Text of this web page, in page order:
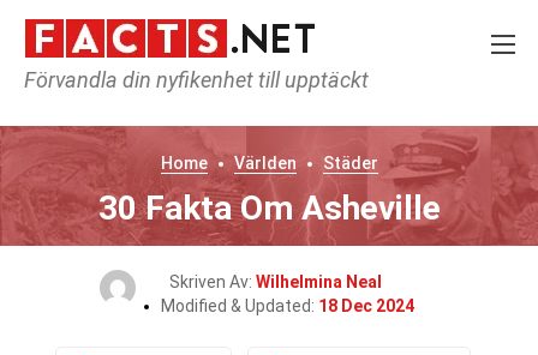
Förvandla din nyfikenhet till upptäckt
Home Världen Städer
30 Fakta Om Asheville
Skriven Av: Wilhelmina Neal
Modified & Updated: 18 Dec 2024